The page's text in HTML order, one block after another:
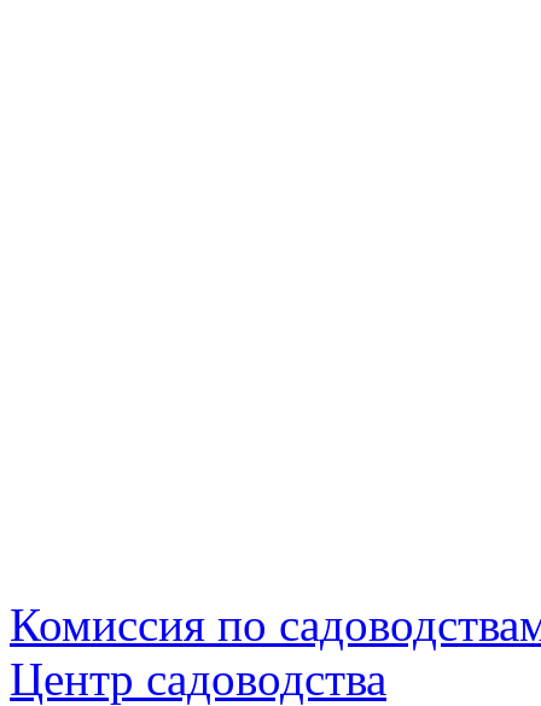
Комиссия по
Центр садоводства